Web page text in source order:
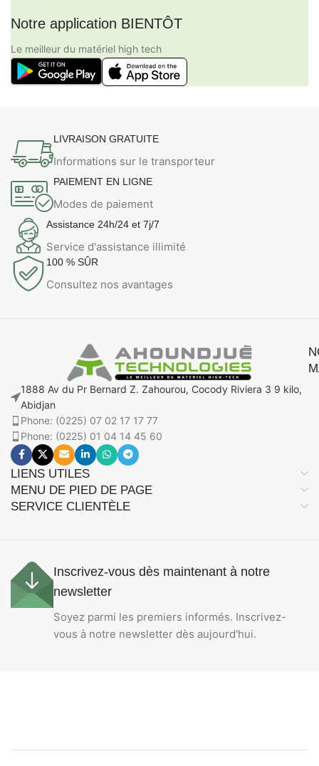
Notre application BIENTÔT
Le meilleur du matériel high tech
LIVRAISON GRATUITE
Informations sur le transporteur
PAIEMENT EN LIGNE
Modes de paiement
Assistance 24h/24 et 7j/7
Service d'assistance illimité
100 % SÛR
Consultez nos avantages
1888 Av du Pr Bernard Z. Zahourou, Cocody Riviera 3 9 kilo,
Abidjan
Phone: (0225) 07 02 17 17 77
Phone: (0225) 01 04 14 45 60
LIENS UTILES
MENU DE PIED DE PAGE
SERVICE CLIENTÈLE
Inscrivez-vous dès maintenant à notre
newsletter
Soyez parmi les premiers informés. Inscrivez-
vous à notre newsletter dès aujourd'hui.